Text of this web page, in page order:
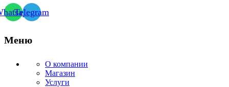
Telegram
Меню
О компании
Магазин
Услуги